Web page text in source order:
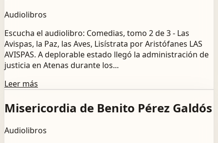
Audiolibros
Escucha el audiolibro: Comedias, tomo 2 de 3 - Las
Avispas, la Paz, las Aves, Lisístrata por Aristófanes LAS
AVISPAS. A deplorable estado llegó la administración de
justicia en Atenas durante los...
Leer más
Misericordia de Benito Pérez Galdós
Audiolibros